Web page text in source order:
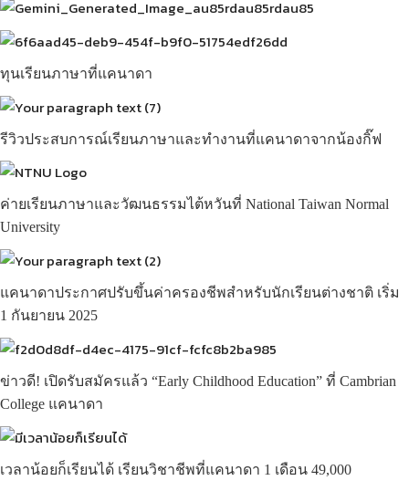
ทุนเรียนภาษาที่แคนาดา
รีวิวประสบการณ์เรียนภาษาและทำงานที่แคนาดาจากน้องกิ๊ฟ
ค่ายเรียนภาษาและวัฒนธรรมไต้หวันที่ National Taiwan Normal
University
แคนาดาประกาศปรับขึ้นค่าครองชีพสำหรับนักเรียนต่างชาติ เริ่ม
1 กันยายน 2025
ข่าวดี! เปิดรับสมัครแล้ว “Early Childhood Education” ที่ Cambrian
College แคนาดา
เวลาน้อยก็เรียนได้ เรียนวิชาชีพที่แคนาดา 1 เดือน 49,000